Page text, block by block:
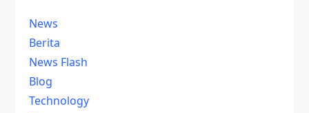
News
Berita
News Flash
Blog
Technology